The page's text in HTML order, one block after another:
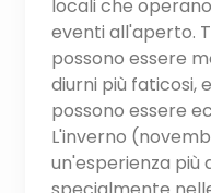
locali che
eventi all'aperto.
possono essere
diurni più faticosi,
possono essere
L'inverno
un'esperienza più